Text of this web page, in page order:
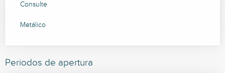
Consulte
Metálico
Periodos de apertura